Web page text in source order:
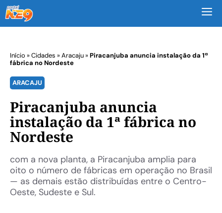
Início »Cidades »Aracaju»Piracanjuba anuncia instalação da 1ª
fábrica no Nordeste
ARACAJU
Piracanjuba anuncia
instalação da 1ª fábrica no
Nordeste
com a nova planta, a Piracanjuba amplia para
oito o número de fábricas em operação no Brasil
— as demais estão distribuídas entre o Centro-
Oeste, Sudeste e Sul.